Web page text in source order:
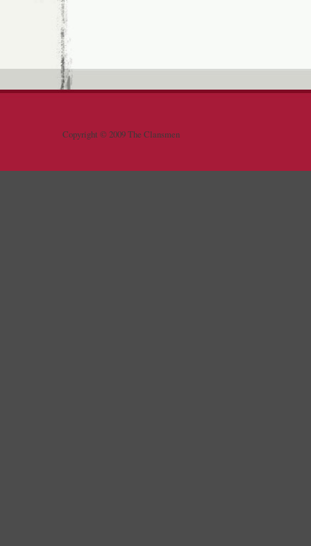
Copyright © 2009 The Clansmen